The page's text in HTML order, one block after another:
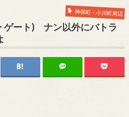
神保町・小川町周辺
ゲート) ナン以外にバトラ